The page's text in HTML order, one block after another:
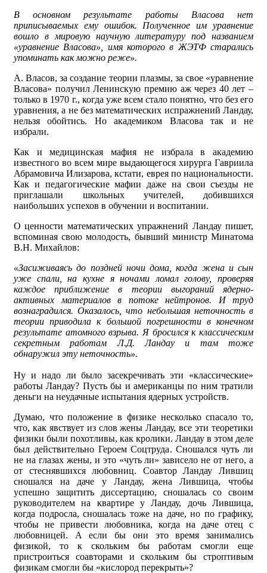
В основном результате работы Власова нет
приписываемых ему ошибок. Полученное им уравнение
вошло в мировую научную литературу под названием
«уравнение Власова», имя которого в ЖЭТФ старались
упоминать как можно реже».
А. Власов, за создание теории плазмы, за свое «уравнение
Власова» получил Ленинскую премию аж через 40 лет –
только в 1970 г., когда уже всем стало понятно, что без его
уравнения, а не без математических испражнений Ландау,
нельзя обойтись. Но академиком Власова так и не
избрали.
Как и медицинская мафия не избрала в академию
известного во всем мире выдающегося хирурга Гавриила
Абрамовича Илизарова, кстати, еврея по национальности.
Как и педагогические мафии даже на свои съезды не
приглашали школьных учителей, добившихся
наибольших успехов в обучении и воспитании.
О ценности математических упражнений Ландау пишет,
вспоминая свою молодость, бывший министр Минатома
В.Н. Михайлов:
«Засиживаясь до поздней ночи дома, когда жена и сын
уже спали, на кухне я ночами ломал голову, проверяя
каждое приближение в теории выгораний ядерно-
активных материалов в потоке нейтронов. И труд
вознаградился. Оказалось, что небольшая неточность в
теории приводила к большой погрешности в конечном
результате атомного взрыва. Я бросился к классическим
секретным работам Л.Д. Ландау и там тоже
обнаружил эту неточность».
Ну и надо ли было засекречивать эти «классические»
работы Ландау? Пусть бы и американцы по ним тратили
деньги на неудачные испытания ядерных устройств.
Думаю, что положение в физике несколько спасало то,
что, как явствует из слов жены Ландау, все эти теоретики
физики были похотливы, как кролики. Ландау в этом деле
был действительно Героем Соцтруда. Сношался чуть ли
не на глазах жены, и это «чуть ли» зависело не от него, а
от стеснявшихся любовниц. Соавтор Ландау Лившиц
сношался на даче у Ландау, жена Лившица, чтобы
успешно защитить диссертацию, сношалась со своим
руководителем на квартире у Ландау, дочь Лившица,
когда подросла, сношалась тоже на даче, но по графику,
чтобы не привести любовника, когда на даче отец с
любовницей. А если бы они это время занимались
физикой, то к скольким бы работам смогли еще
пристроиться соавторами и скольким бы строптивым
физикам смогли бы «кислород перекрыть»?